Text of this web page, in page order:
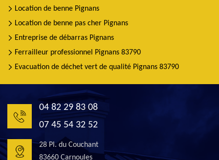
Location de benne Pignans
Location de benne pas cher Pignans
Entreprise de débarras Pignans
Ferrailleur professionnel Pignans 83790
Evacuation de déchet vert de qualité Pignans 83790
04 82 29 83 08
07 45 54 32 52
28 Pl. du Couchant
83660 Carnoules